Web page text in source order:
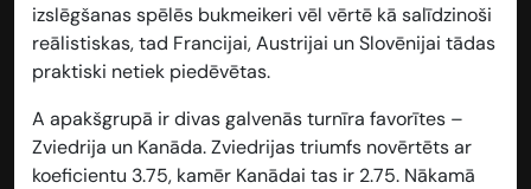
izslēgšanas spēlēs bukmeikeri vēl vērtē kā salīdzinoši
reālistiskas, tad Francijai, Austrijai un Slovēnijai tādas
praktiski netiek piedēvētas.
A apakšgrupā ir divas galvenās turnīra favorītes –
Zviedrija un Kanāda. Zviedrijas triumfs novērtēts ar
koeficientu 3.75, kamēr Kanādai tas ir 2.75. Nākamā